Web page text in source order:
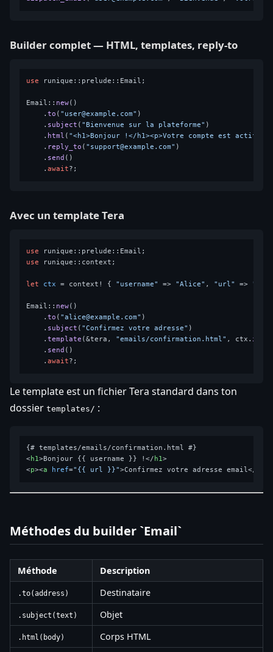
Builder complet — HTML, templates, reply-to
use runique::prelude::Email;
Email:: new()
    .
to ( "user@example.com" )
    .
subject ( "Bienvenue sur la plateforme" )
    .
html ( "<h1>Bonjour !</h1><p>Votre compte est actif.</
    .
reply_to ( "support@example.com" )
    .
send ()
    .
await
Avec un template Tera
use
use runique::context;
let ctx = context! { "username" => "Alice" , "url" =>
Email:: new()
    .
to ( "alice@example.com" )
    .
subject ( "Confirmez votre adresse" )
    .
template (&tera, "emails/confirmation.html" , ctx. into
    .
send ()
    .
await
Le template est un fichier Tera standard dans ton
dossier templates/ :
<h1>Bonjour {{ username }} !</ h1>
<p><a href="{{ url }}">Confirmez votre adresse email</
Méthodes du builder `Email`
Méthode Description
.to(address) Destinataire
.subject(text) Objet
.html(body) Corps HTML